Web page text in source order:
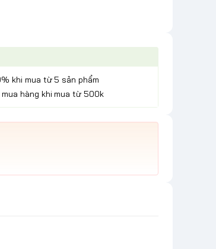
khi mua từ 5 sản phẩm
mua hàng khi mua từ 500k